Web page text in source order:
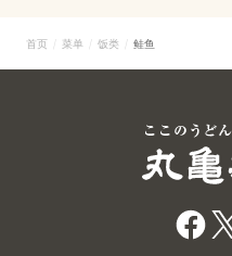
首页 菜单 饭类 鲑鱼